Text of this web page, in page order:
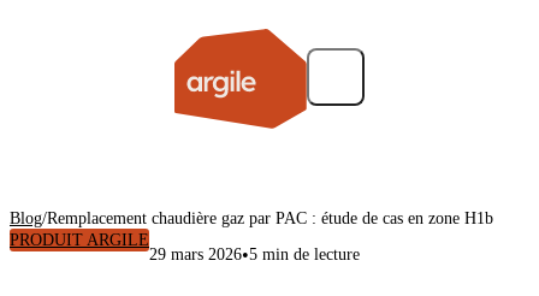
Blog/Remplacement chaudière gaz par PAC : étude de cas en zone H1b
PRODUIT ARGILE
29 mars 2026•5 min de lecture